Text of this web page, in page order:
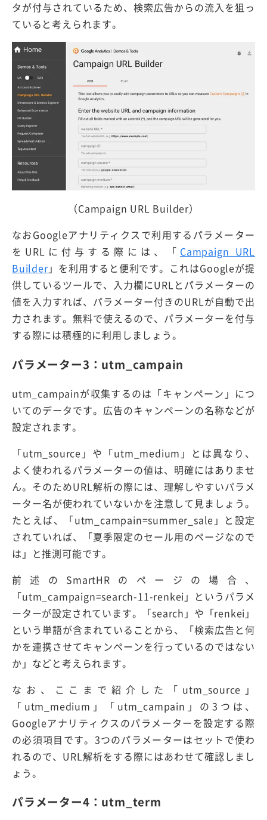
タが付与されているため、検索広告からの流入を狙っ
ていると考えられます。
（Campaign URL Builder）
なおGoogleアナリティクスで利用するパラメーター
をURLに付与する際には、「 Campaign URL
Builder」を利用すると便利です。これはGoogleが提
供しているツールで、入力欄にURLとパラメーターの
値を入力すれば、パラメーター付きのURLが自動で出
力されます。無料で使えるので、パラメーターを付与
する際には積極的に利用しましょう。
パラメーター3：utm_campain
utm_campainが収集するのは「キャンペーン」につ
いてのデータです。広告のキャンペーンの名称などが
設定されます。
「utm_source」や「utm_medium」とは異なり、
よく使われるパラメーターの値は、明確にはありませ
ん。そのためURL解析の際には、理解しやすいパラメ
ーター名が使われていないかを注意して見ましょう。
たとえば、「utm_campain=summer_sale」と設定
されていれば、「夏季限定のセール用のページなので
は」と推測可能です。
前述のSmartHRのページの場合、
「utm_campaign=search-11-renkei」というパラメ
ーターが設定されています。「search」や「renkei」
という単語が含まれていることから、「検索広告と何
かを連携させてキャンペーンを行っているのではない
か」などと考えられます。
なお、ここまで紹介した「utm_source」
「utm_medium」「utm_campain」の3つは、
Googleアナリティクスのパラメーターを設定する際
の必須項目です。3つのパラメーターはセットで使わ
れるので、URL解析をする際にはあわせて確認しまし
ょう。
パラメーター4：utm_term